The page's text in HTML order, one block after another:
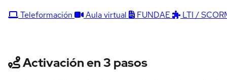
Teleformación
Aula virtual FUNDAE LTI /
Activación en 3 pasos